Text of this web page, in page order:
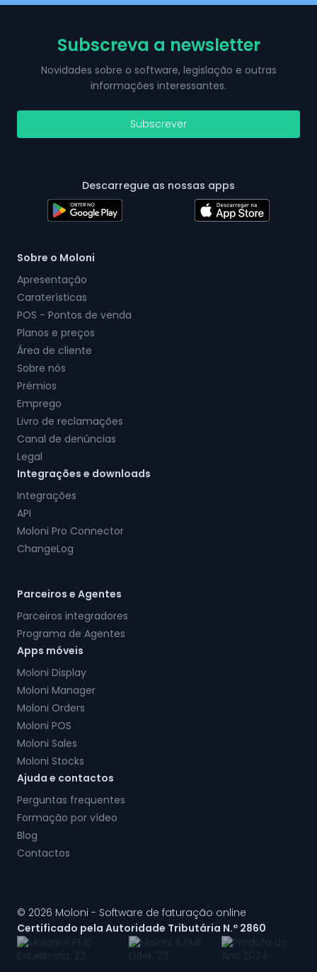
Subscreva a newsletter
Novidades sobre o software, legislação e outras
informações interessantes.
Subscrever
Descarregue as nossas apps
Sobre o Moloni
Apresentação
Caraterísticas
POS - Pontos de venda
Planos e preços
Área de cliente
Sobre nós
Prémios
Emprego
Livro de reclamações
Canal de denúncias
Legal
Integrações e downloads
Integrações
API
Moloni Pro Connector
ChangeLog
Parceiros e Agentes
Parceiros integradores
Programa de Agentes
Apps móveis
Moloni Display
Moloni Manager
Moloni Orders
Moloni POS
Moloni Sales
Moloni Stocks
Ajuda e contactos
Perguntas frequentes
Formação por vídeo
Blog
Contactos
© 2026 Moloni - Software de faturação online
Certificado pela Autoridade Tributária N.º 2860